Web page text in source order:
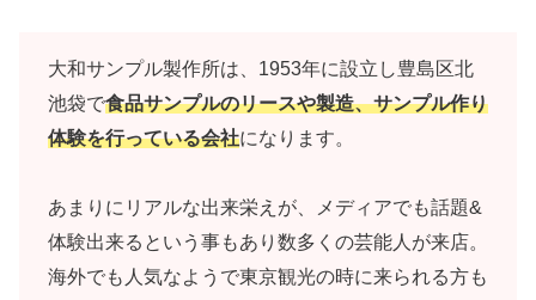
大和サンプル製作所は、1953年に設立し豊島区北
池袋で食品サンプルのリースや製造、サンプル作り
体験を行っている会社になります。
あまりにリアルな出来栄えが、メディアでも話題&
体験出来るという事もあり数多くの芸能人が来店。
海外でも人気なようで東京観光の時に来られる方も